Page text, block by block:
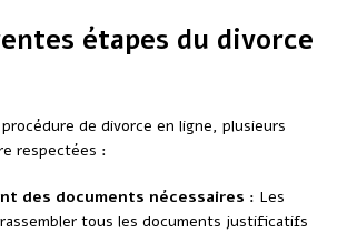
étapes du divorce
de divorce en ligne, plusieurs
respectées :
des documents nécessaires : Les
tous les documents justificatifs